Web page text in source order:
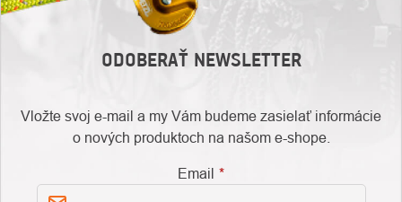
ODOBERAŤ NEWSLETTER
Vložte svoj e-mail a my Vám budeme zasielať informácie
o nových produktoch na našom e-shope.
Email